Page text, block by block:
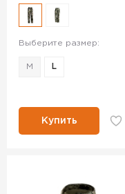
Выберите размер:
M L
Купить